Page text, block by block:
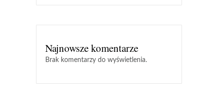
Najnowsze komentarze
Brak komentarzy do wyświetlenia.